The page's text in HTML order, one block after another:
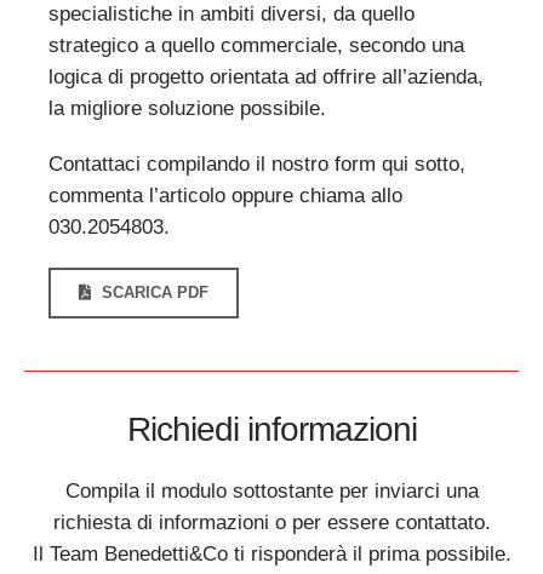
specialistiche in ambiti diversi, da quello
strategico a quello commerciale, secondo una
logica di progetto orientata ad offrire all’azienda,
la migliore soluzione possibile.
Contattaci compilando il nostro form qui sotto,
commenta l’articolo oppure chiama allo
030.2054803.
SCARICA PDF
Richiedi informazioni
Compila il modulo sottostante per inviarci una
richiesta di informazioni o per essere contattato.
Il Team Benedetti&Co ti risponderà il prima possibile.